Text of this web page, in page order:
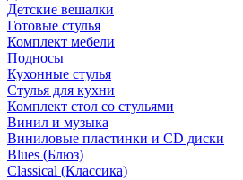
Детские вешалки
Готовые стулья
Комплект мебели
Подносы
Кухонные стулья
Стулья для кухни
Комплект стол со стульями
Винил и музыка
Виниловые пластинки и CD диски
Blues (Блюз)
Classical (Классика)